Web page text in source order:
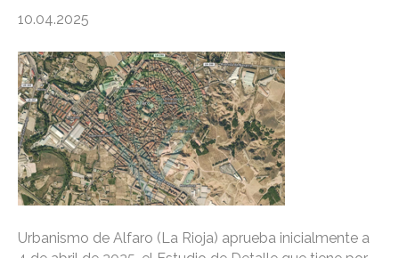
10.04.2025
Urbanismo de Alfaro (La Rioja) aprueba inicialmente a